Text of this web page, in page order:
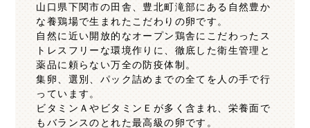
山口県下関市の田舎、豊北町滝部にある自然豊か
な養鶏場で生まれたこだわりの卵です。
自然に近い開放的なオープン鶏舎にこだわったス
トレスフリーな環境作りに、徹底した衛生管理と
薬品に頼らない万全の防疫体制。
集卵、選別、パック詰めまでの全てを人の手で行
っています。
ビタミンＡやビタミンＥが多く含まれ、栄養面で
もバランスのとれた最高級の卵です。